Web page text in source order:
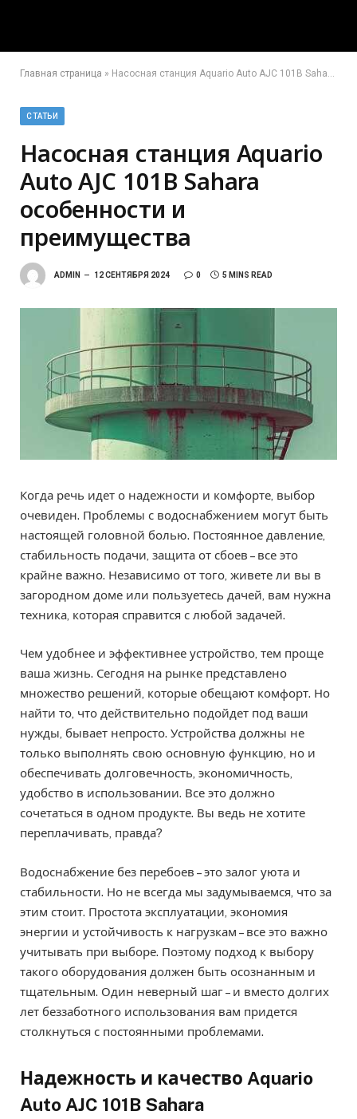
Главная страница » Насосная станция Aquario Auto AJC 101B Sahara особенности и преимущества
СТАТЬИ
Насосная станция Aquario
Auto AJC 101B Sahara
особенности и
преимущества
ADMIN 12 СЕНТЯБРЯ 2024 0 5 MINS READ
Когда речь идет о надежности и комфорте, выбор
очевиден. Проблемы с водоснабжением могут быть
настоящей головной болью. Постоянное давление,
стабильность подачи, защита от сбоев – все это
крайне важно. Независимо от того, живете ли вы в
загородном доме или пользуетесь дачей, вам нужна
техника, которая справится с любой задачей.
Чем удобнее и эффективнее устройство, тем проще
ваша жизнь. Сегодня на рынке представлено
множество решений, которые обещают комфорт. Но
найти то, что действительно подойдет под ваши
нужды, бывает непросто. Устройства должны не
только выполнять свою основную функцию, но и
обеспечивать долговечность, экономичность,
удобство в использовании. Все это должно
сочетаться в одном продукте. Вы ведь не хотите
переплачивать, правда?
Водоснабжение без перебоев – это залог уюта и
стабильности. Но не всегда мы задумываемся, что за
этим стоит. Простота эксплуатации, экономия
энергии и устойчивость к нагрузкам – все это важно
учитывать при выборе. Поэтому подход к выбору
такого оборудования должен быть осознанным и
тщательным. Один неверный шаг – и вместо долгих
лет беззаботного использования вам придется
столкнуться с постоянными проблемами.
Надежность и качество Aquario
Auto AJC 101B Sahara